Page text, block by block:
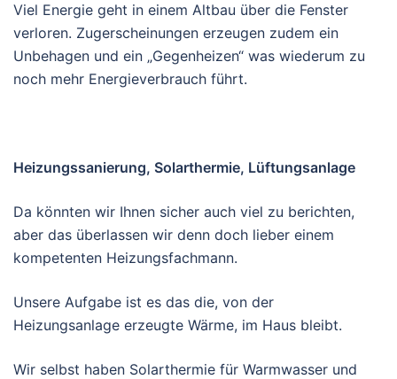
Viel Energie geht in einem Altbau über die Fenster
verloren. Zugerscheinungen erzeugen zudem ein
Unbehagen und ein „Gegenheizen“ was wiederum zu
noch mehr Energieverbrauch führt.
Heizungssanierung, Solarthermie, Lüftungsanlage
Da könnten wir Ihnen sicher auch viel zu berichten,
aber das überlassen wir denn doch lieber einem
kompetenten Heizungsfachmann.
Unsere Aufgabe ist es das die, von der
Heizungsanlage erzeugte Wärme, im Haus bleibt.
Wir selbst haben Solarthermie für Warmwasser und